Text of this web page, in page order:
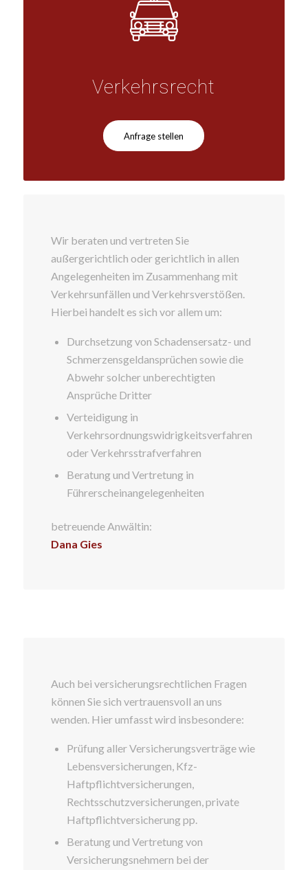
Verkehrsrecht
Anfrage stellen
Wir beraten und vertreten Sie
außergerichtlich oder gerichtlich in allen
Angelegenheiten im Zusammenhang mit
Verkehrsunfällen und Verkehrsverstößen.
Hierbei handelt es sich vor allem um:
Durchsetzung von Schadensersatz- und
Schmerzensgeldansprüchen sowie die
Abwehr solcher unberechtigten
Ansprüche Dritter
Verteidigung in
Verkehrsordnungswidrigkeitsverfahren
oder Verkehrsstrafverfahren
Beratung und Vertretung in
Führerscheinangelegenheiten
betreuende Anwältin:
Dana Gies
Auch bei versicherungsrechtlichen Fragen
können Sie sich vertrauensvoll an uns
wenden. Hier umfasst wird insbesondere:
Prüfung aller Versicherungsverträge wie
Lebensversicherungen, Kfz-
Haftpflichtversicherungen,
Rechtsschutzversicherungen, private
Haftpflichtversicherung pp.
Beratung und Vertretung von
Versicherungsnehmern bei der